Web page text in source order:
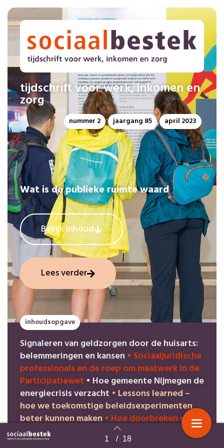
Terug naar overzicht 1 / 18
tijdschrift voor werk, inkomen en
zorg
nummer 2 jaargang 85 april 2023
Wat is de publieke ruimte waard
Bekijk inhoud
Lees verder
inhoudsopgave
Signaleren van geldzorgen door de huisarts:
belemmeringen en kansen • Sociaaljuridische
professionals en de roep om maatwerk in de
Participatiewet • Hoe gemeente Nijmegen de
energiecrisis verzacht • Lessons learned –
hoe we toekomstige beleidsexperimenten
beter kunnen maken • Hoe doorbreken we
de spiraal van verschraling?
professionals, managers: we zijn allemaal